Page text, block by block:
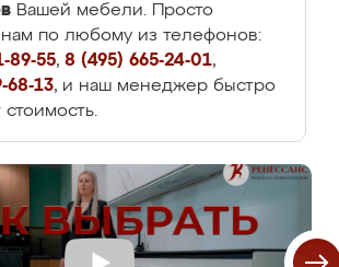
Вашей мебели. Просто
нам по любому из телефонов:
89-55, 8 (495) 665-24-01,
68-13, и наш менеджер быстро
стоимость.